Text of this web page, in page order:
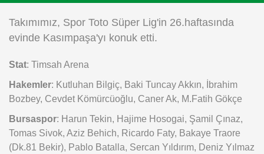
Instagram
iOS
Takımımız, Spor Toto Süper Lig'in 26.haftasında
evinde Kasımpaşa'yı konuk etti.
Stat: Timsah Arena
Hakemler: Kutluhan Bilgiç, Baki Tuncay Akkın, İbrahim
Bozbey, Cevdet Kömürcüoğlu, Caner Ak, M.Fatih Gökçe
Bursaspor: Harun Tekin, Hajime Hosogai, Şamil Çınaz,
Tomas Sivok, Aziz Behich, Ricardo Faty, Bakaye Traore
(Dk.81 Bekir), Pablo Batalla, Sercan Yıldırım, Deniz Yılmaz